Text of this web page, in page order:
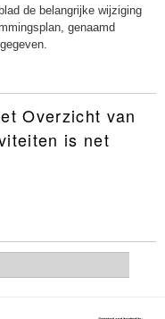
de belangrijke wijziging
genaamd
Overzicht van
is net